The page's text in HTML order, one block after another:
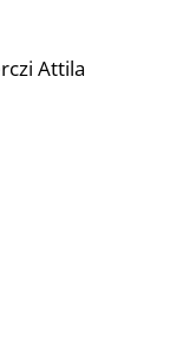
Attila